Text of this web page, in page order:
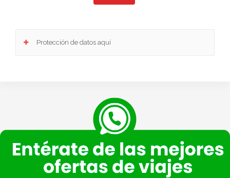
Protección de datos aquí
: Consentimiento del interesado.
Destinatarios: Plataforma de Mail marketing-Empresas del grupo CEA.
Información adicional
de VIAJESCEA encontrarás
información adicional sobre la recopilación y el uso de su información personal por parte
de VIAJESCEA, incluida información sobre acceso, conservación, rectificación, eliminación,
seguridad y otros temas.